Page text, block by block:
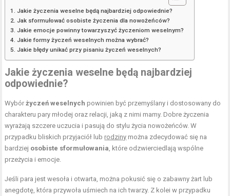
Jakie życzenia weselne będą najbardziej odpowiednie?
Jak sformułować osobiste życzenia dla nowożeńców?
Jakie emocje powinny towarzyszyć życzeniom weselnym?
Jakie formy życzeń weselnych można wybrać?
Jakie błędy unikać przy pisaniu życzeń weselnych?
Jakie życzenia weselne będą najbardziej
odpowiednie?
Wybórżyczeń weselnych powinien być przemyślany i dostosowany do
charakteru pary młodej oraz relacji, jaką z nimi mamy. Dobre życzenia
wyrażają szczere uczucia i pasują do stylu życia nowożeńców. W
przypadku bliskich przyjaciół lub rodziny można zdecydować się na
bardziej osobiste sformułowania , które odzwierciedlają wspólne
przeżycia i emocje.
Jeśli para jest wesoła i otwarta, można pokusić się o zabawny żart lub
anegdotę, która przywoła uśmiech na ich twarzy. Z kolei w przypadku